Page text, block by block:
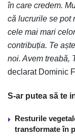
în care credem.
că lucrurile se pot
cele mai mari
contribuția. Te
noi. Avem treabă,
declarat Dominic
S-ar putea să te
Resturile
transformate în